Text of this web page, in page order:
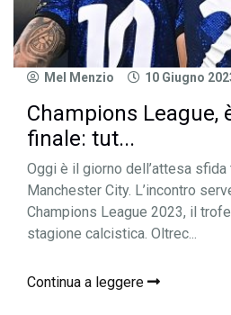
Mel Menzio 10 Giugno
Champions League,
finale: tut...
Oggi è il giorno dell’attesa sfida
Manchester City. L’incontro
Champions League 2023, il
stagione calcistica. Oltrec...
Continua a leggere